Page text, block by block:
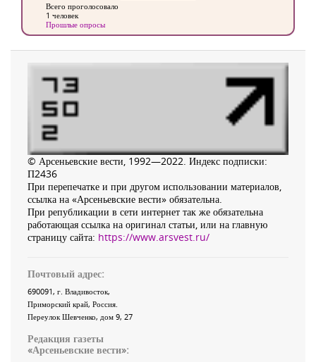
Всего проголосовало
1 человек
Прошлые опросы
© Арсеньевские вести, 1992—2022. Индекс подписки:
П2436
При перепечатке и при другом использовании материалов,
ссылка на «Арсеньевские вести» обязательна.
При републикации в сети интернет так же обязательна
работающая ссылка на оригинал статьи, или на главную
страницу сайта: https://www.arsvest.ru/
Почтовый адрес:
690091, г. Владивосток,
Приморский край, Россия
Переулок Шевченко, дом 9, 27
Редакция газеты
«Арсеньевские вести»: